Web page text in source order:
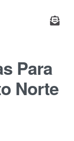
Para
Norte